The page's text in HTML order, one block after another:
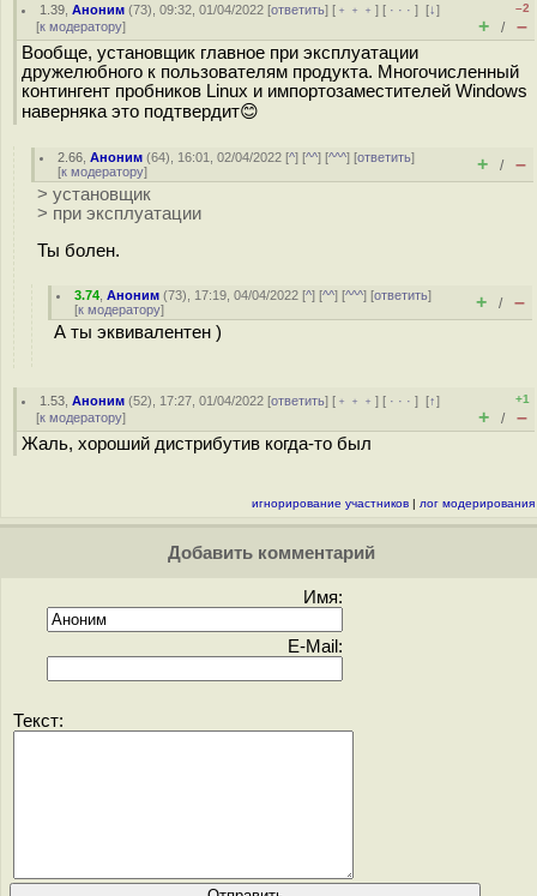
1.39 ,Аноним (73), 09:32, 01/04/2022 [ответить] [ ﹢﹢﹢] [ · · ·][↓]
[к модератору]
–2
+ / –
Вообще, установщик главное при эксплуатации
дружелюбного к пользователям продукта. Многочисленный
контингент пробников Linux и импортозаместителей Windows
наверняка это подтвердит😊
2.66 ,Аноним (64), 16:01, 02/04/2022 [^] [^^] [^^^] [ответить]
[к модератору] + / –
> установщик
> при эксплуатации
Ты болен.
3.74 ,Аноним (73), 17:19, 04/04/2022 [^] [^^] [^^^] [ответить]
[к модератору] + / –
А ты эквивалентен )
1.53 ,Аноним (52), 17:27, 01/04/2022 [ответить] [ ﹢﹢﹢] [ · · ·][↑]
[к модератору]
+1
+ / –
Жаль, хороший дистрибутив когда-то был
игнорирование участников | лог модерирования
Добавить комментарий
Имя:
E-Mail:
Текст: